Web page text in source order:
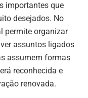
importantes que
desejados. No
permite organizar
assuntos ligados
assumem formas
reconhecida e
renovada.